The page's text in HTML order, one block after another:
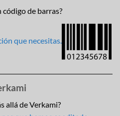
código de barras?
que necesitas.
allá de Verkami?